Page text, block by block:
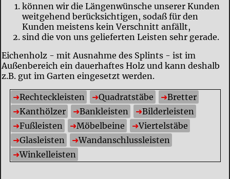
können wir die Längenwünsche unserer Kunden
weitgehend berücksichtigen, sodaß für den
Kunden meistens kein Verschnitt anfällt,
sind die von uns gelieferten Leisten sehr gerade.
Eichenholz - mit Ausnahme des Splints - ist im
Außenbereich ein dauerhaftes Holz und kann deshalb
z.B. gut im Garten eingesetzt werden.
Rechteckleisten Quadratstäbe
Bretter
Kanthölzer
Bankleisten
Bilderleisten
Fußleisten
Möbelbeine
Viertelstäbe
Glasleisten
Wandanschlussleisten
Winkelleisten